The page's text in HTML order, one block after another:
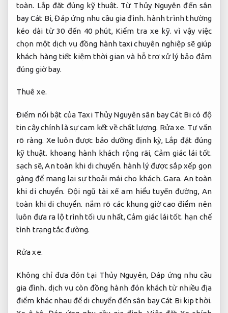
toàn. Lắp đặt đúng kỹ thuật. Từ Thủy Nguyên đến sân
bay Cát Bi,Đáp ứng nhu cầu gia đình. hành trình thường
kéo dài từ 30 đến 40 phút, Kiểm tra xe kỹ. vì vậy việc
chọn một dịch vụ đồng hành taxi chuyên nghiệp sẽ giúp
khách hàng tiết kiệm thời gian và hỗ trợ xử lý bảo đảm
đúng giờ bay.
Thuê xe.
Điểm nổi bật của Taxi Thủy Nguyên sân bay Cát Bi có độ
tin cậy chính là sự cam kết về chất lượng. Rửa xe. Tư vấn
rõ ràng. Xe luôn được bảo dưỡng định kỳ, Lắp đặt đúng
kỹ thuật. khoang hành khách rộng rãi, Cảm giác lái tốt.
sạch sẽ,An toàn khi di chuyển. hành lý được sắp xếp gọn
gàng để mang lại sự thoải mái cho khách.Gara. An toàn
khi di chuyển. Đội ngũ tài xế am hiểu tuyến đường, An
toàn khi di chuyển. nắm rõ các khung giờ cao điểm nên
luôn đưa ra lộ trình tối ưu nhất,Cảm giác lái tốt. hạn chế
tình trạng tắc đường.
Rửa xe.
Không chỉ đưa đón tại Thủy Nguyên, Đáp ứng nhu cầu
gia đình. dịch vụ còn đồng hành đón khách từ nhiều địa
điểm khác nhau để di chuyển đến sân bay Cát Bi kịp thời.